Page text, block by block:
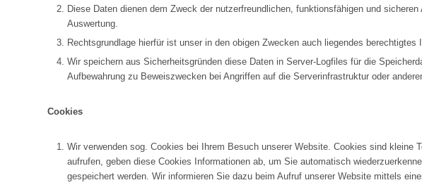
Diese Daten dienen dem Zweck der nutzerfreundlichen, funktionsfähigen und
Auswertung.
Rechtsgrundlage hierfür ist unser in den obigen Zwecken auch liegendes
Wir speichern aus Sicherheitsgründen diese Daten in Server-Logfiles für die
Aufbewahrung zu Beweiszwecken bei Angriffen auf die Serverinfrastruktur oder
Cookies
Wir verwenden sog. Cookies bei Ihrem Besuch unserer Website. Cookies sind
aufrufen, geben diese Cookies Informationen ab, um Sie automatisch
gespeichert werden. Wir informieren Sie dazu beim Aufruf unserer Website mittels